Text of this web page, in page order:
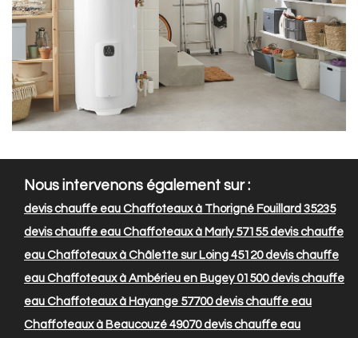
Nous intervenons également sur :
devis chauffe eau Chaffoteaux à Thorigné Fouillard 35235
devis chauffe eau Chaffoteaux à Marly 57155devis chauffe
eau Chaffoteaux à Châlette sur Loing 45120devis chauffe
eau Chaffoteaux à Ambérieu en Bugey 01500devis chauffe
eau Chaffoteaux à Hayange 57700devis chauffe eau
Chaffoteaux à Beaucouzé 49070devis chauffe eau